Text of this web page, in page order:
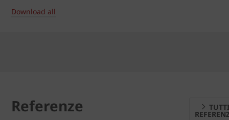
Download all
Referenze TUTTI